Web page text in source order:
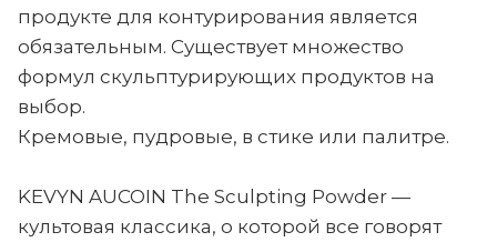
продукте для контурирования является
обязательным. Существует множество
формул скульптурирующих продуктов на
выбор.
Кремовые, пудровые, в стике или палитре.
KEVYN AUCOIN The Sculpting Powder —
культовая классика, о которой все говорят